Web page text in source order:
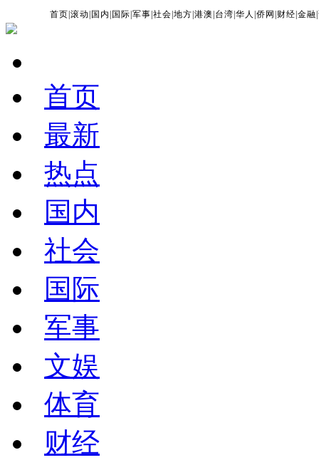
首页 |滚动 国内 国际 |军事 |社会 |地方 |港澳 台湾 |华人 |侨网 财经 |金融 |
首页
最新
热点
国内
社会
国际
军事
文娱
体育
财经